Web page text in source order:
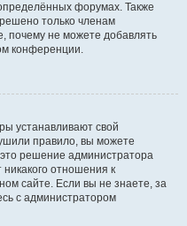
форумах. Также
только членам
почему не можете добавлять
конференции.
устанавливают свой
правило, вы можете
решение администратора
отношения к
сайте. Если вы не знаете, за
с администратором